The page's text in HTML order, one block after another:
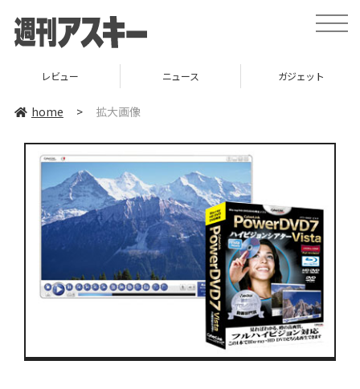
toggle
レビュー ニュース ガジェット
home > 拡大画像